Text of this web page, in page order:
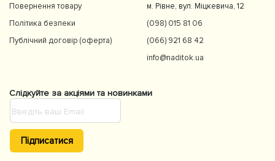
Повернення товару
Політика безпеки
Публічний договір (оферта)
м. Рівне, вул. Міцкевича, 12
(098) 015 81 06
(066) 921 68 42
info@naditok.ua
Слідкуйте за акціями та новинками
Підписатися